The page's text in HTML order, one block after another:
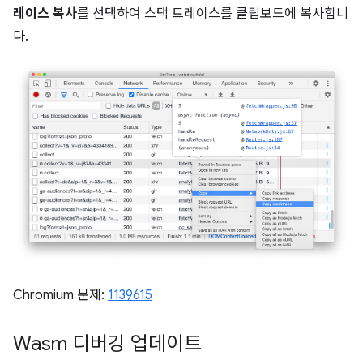
레이스 복사를 선택하여 스택 트레이스를 클립보드에 복사합니
다.
Chromium 문제: 1139615
Wasm 디버깅 업데이트